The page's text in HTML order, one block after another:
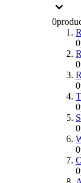
0
0
0
0
0
0
0
0